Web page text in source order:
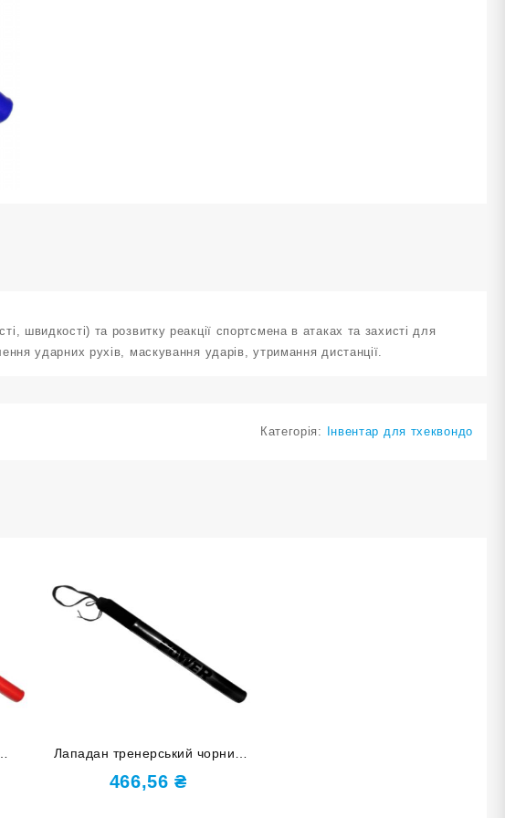
швидкості) та розвитку реакції спортсмена в атаках та захисті для
ударних рухів, маскування ударів, утримання дистанції.
Категорія: Інвентар для тхеквондо
Лападан тренерський чорний
G-BO1-Ч
466,56₴